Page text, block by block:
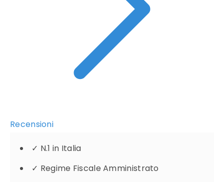
Recensioni
✓ N.1 in Italia
✓ Regime Fiscale Amministrato